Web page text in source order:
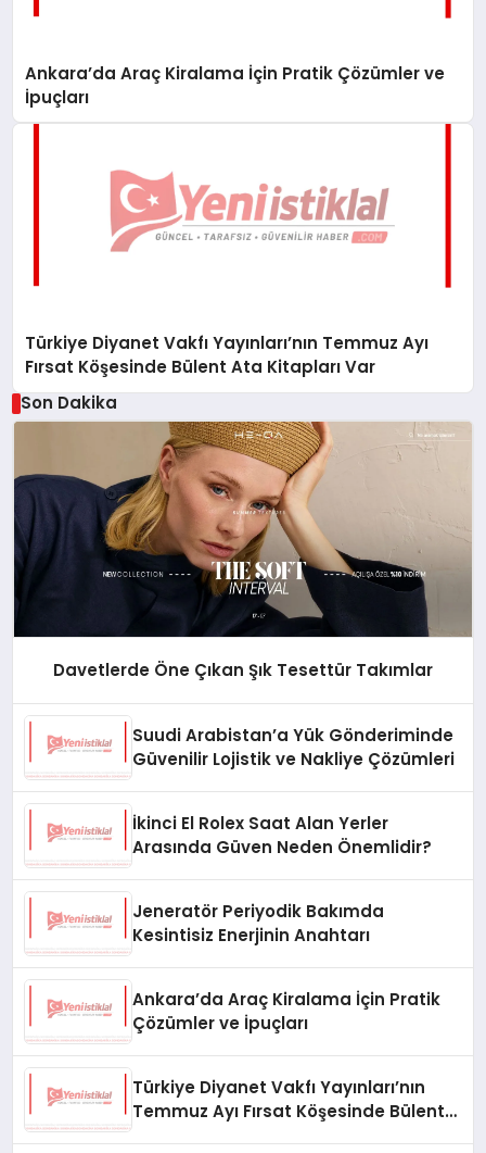
Ankara’da Araç Kiralama İçin Pratik Çözümler ve
İpuçları
Türkiye Diyanet Vakfı Yayınları’nın Temmuz Ayı
Fırsat Köşesinde Bülent Ata Kitapları Var
Son Dakika
Davetlerde Öne Çıkan Şık Tesettür Takımlar
Suudi Arabistan’a Yük Gönderiminde
Güvenilir Lojistik ve Nakliye Çözümleri
İkinci El Rolex Saat Alan Yerler
Arasında Güven Neden Önemlidir?
Jeneratör Periyodik Bakımda
Kesintisiz Enerjinin Anahtarı
Ankara’da Araç Kiralama İçin Pratik
Çözümler ve İpuçları
Türkiye Diyanet Vakfı Yayınları’nın
Temmuz Ayı Fırsat Köşesinde Bülent